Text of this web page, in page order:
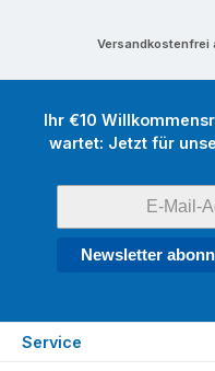
Versandkostenfrei
Ihr €10
wartet: Jetzt für
Newsletter
Service